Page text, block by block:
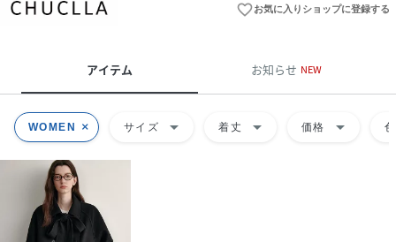
favorite_borderお気に入りショップに登録する
アイテム お知らせ NEW
WOMEN サイズ arrow_drop_down 着丈 arrow_drop_down 価格 arrow_drop_down 色